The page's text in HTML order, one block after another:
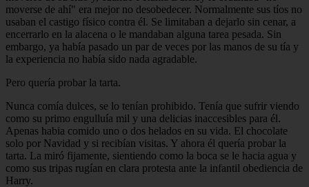
moverse de ahí" era mejor no desobedecer. Normalmente sus tíos no
usaban el castigo físico contra él. Se limitaban a dejarlo sin cenar, a
encerrarlo en la alacena o le mandaban alguna tarea pesada. Sin
embargo, ya había pasado un par de veces por las manos de su tía y
la experiencia no había sido nada agradable.
Pero quería probar la tarta.
Nunca comía dulces, se lo tenían prohibido. Tenía que sufrir viendo
como su primo engulluía mil y una delicias inaccesibles para él.
Apenas habia comido uno o dos helados en su vida. El chocolate
solo por Navidad y si recibían visitas. Y ahora él quería probar la
tarta. La miró fijamente, sientiendo como la boca se le hacia agua y
como sus tripas rugían en clara protesta ante la infantil obediencia de
Harry.